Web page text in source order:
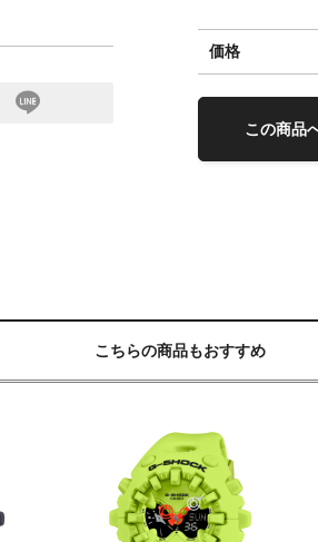
価格
この商品
こちらの商品もおすすめ